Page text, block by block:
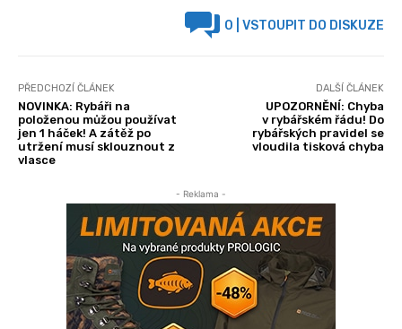
0 | VSTOUPIT DO DISKUZE
PŘEDCHOZÍ ČLÁNEK
NOVINKA: Rybáři na
položenou můžou používat
jen 1 háček! A zátěž po
utržení musí sklouznout z
vlasce
DALŠÍ ČLÁNEK
UPOZORNĚNÍ: Chyba
v rybářském řádu! Do
rybářských pravidel se
vloudila tisková chyba
- Reklama -